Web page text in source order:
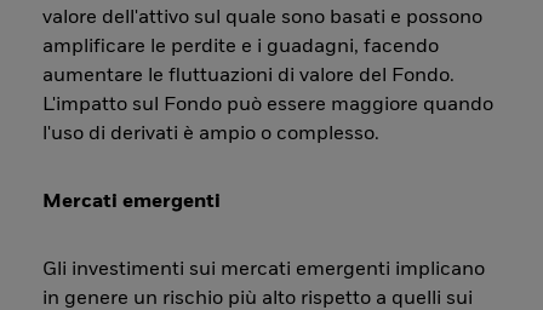
valore dell'attivo sul quale sono basati e possono
amplificare le perdite e i guadagni, facendo
aumentare le fluttuazioni di valore del Fondo.
L'impatto sul Fondo può essere maggiore quando
l'uso di derivati è ampio o complesso.
Mercati emergenti
Gli investimenti sui mercati emergenti implicano
in genere un rischio più alto rispetto a quelli sui